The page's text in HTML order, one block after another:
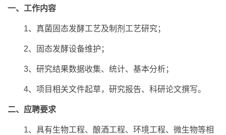
一、工作内容
1、真菌固态发酵工艺及制剂工艺研究；
2、固态发酵设备维护；
3、研究结果数据收集、统计、基本分析；
4、项目相关文件起草，研究报告、科研论文撰写。
二、应聘要求
1、具有生物工程、酿酒工程、环境工程、微生物等相